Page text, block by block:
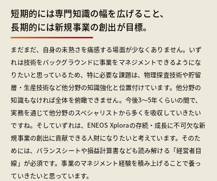
短期的には専門知識の幅を広げること、
長期的には新規事業の創出が目標。
まだまだ、自身の未熟さを痛感する場面が少なくありません。いず
れは技術をバックグラウンドに事業をマネジメントできるようにな
りたいと思っているため、特に必要な課題は、物理探査技術や貯留
層・生産技術など他分野の知識強化と位置付けています。他分野の
知識もなければ全体を俯瞰できません。今後3～5年くらいの間で、
実務を通じて他分野のスペシャリストから多くを吸収していきたい
ですね。そしていずれは、ENEOS Xploraの存続・成長に不可欠な新
規事業の創出に貢献できる人財になりたいと考えています。そのた
めには、バランスシートや損益計算書なども読み解ける「経営者目
線」が必須です。事業のマネジメント経験を積み上げることで養っ
ていきたいと思っています。